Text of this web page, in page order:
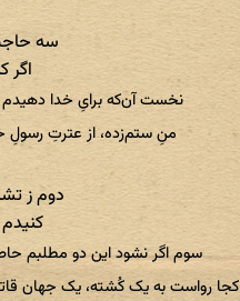
سه
اگر
نخست آن‌که برایِ خدا دهیدم
منِ ستم‌زده، از عترتِ رسولِ
دوم ز
سوم اگر نشود این دو مطلبم
کجا رواست به یک کُشته، یک جهان